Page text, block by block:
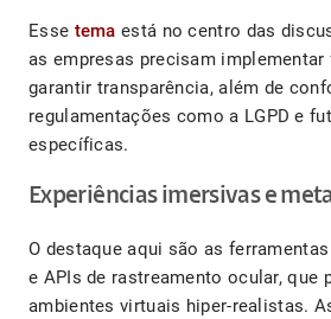
Esse tema está no centro das
as empresas precisam implementar
garantir transparência, além de
regulamentações como a LGPD e
específicas.
Experiências imersivas e
O destaque aqui são as
e APIs de rastreamento ocular, que
ambientes virtuais hiper-realistas.